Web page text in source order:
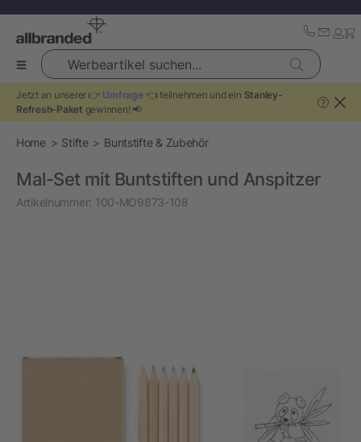
Werbeartikel suchen...
Jetzt an unserer 👉 Umfrage👈 teilnehmen und ein Stanley-
Refresh-Paket gewinnen! 📢
?
Home Stifte Buntstifte & Zubehör
Mal-Set mit Buntstiften und Anspitzer
Artikelnummer: 100-MO9873-108